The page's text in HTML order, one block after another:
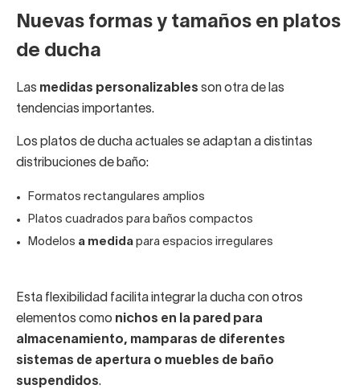
Nuevas formas y tamaños en platos
de ducha
Las medidas personalizables son otra de las
tendencias importantes.
Los platos de ducha actuales se adaptan a distintas
distribuciones de baño:
Formatos rectangulares amplios
Platos cuadrados para baños compactos
Modelos a medida para espacios irregulares
Esta flexibilidad facilita integrar la ducha con otros
elementos como nichos en la pared para
almacenamiento, mamparas de diferentes
sistemas de apertura o muebles de baño
suspendidos.